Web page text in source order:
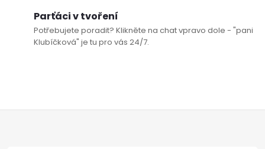
Parťáci v tvoření
Potřebujete poradit? Klikněte na chat vpravo dole - "pani
Klubíčková" je tu pro vás 24/7.